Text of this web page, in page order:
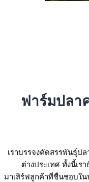
ฟาร์มปลา
เราบรรจงคัดสรรพันธุ์ป
ต่างประเทศ ทั้งนี้เ
มาเสิร์ฟลูกค้าที่ชื่นชอบใน